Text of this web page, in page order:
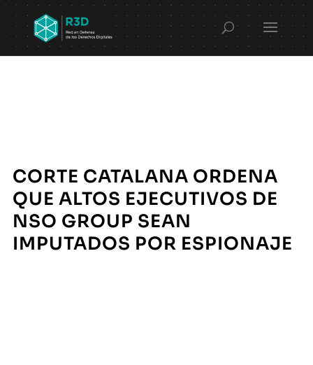
CORTE CATALANA ORDENA
QUE ALTOS EJECUTIVOS DE
NSO GROUP SEAN
IMPUTADOS POR ESPIONAJE